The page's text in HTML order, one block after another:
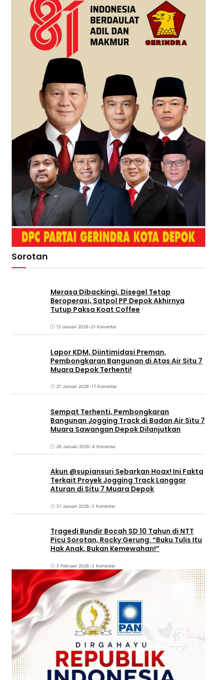
Sorotan
Merasa Dibackingi, Disegel Tetap
Beroperasi, Satpol PP Depok Akhirnya
Tutup Paksa Koat Coffee
12 Januari 2026•21 Komentar
Lapor KDM, Diintimidasi Preman,
Pembongkaran Bangunan di Atas Air Situ 7
Muara Depok Terhenti!
27 Januari 2026•17 Komentar
Sempat Terhenti, Pembongkaran
Bangunan Jogging Track di Badan Air Situ 7
Muara Sawangan Depok Dilanjutkan
28 Januari 2026•4 Komentar
Akun @supiansuri Sebarkan Hoax! Ini Fakta
Terkait Proyek Jogging Track Langgar
Aturan di Situ 7 Muara Depok
31 Januari 2026•3 Komentar
Tragedi Bundir Bocah SD 10 Tahun di NTT
Picu Sorotan, Rocky Gerung: “Buku Tulis Itu
Hak Anak, Bukan Kemewahan!”
3 Februari 2026•3 Komentar